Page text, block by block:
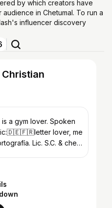
by which creators have
in Chetumal. To run a
influencer discovery
Christian
is a gym lover. Spoken
lover, me
Lic. S.C. & chef